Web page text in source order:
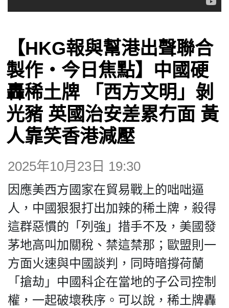
時事
觀點
博客
投票
昔日
系列
活動
關於我們
【HKG報與幫港出聲聯合
製作‧今日焦點】中國硬
轟稀土牌 「西方文明」剝
光豬 英國治安差累冇面 黃
人靠笑香港減壓
2025年10月23日 19:30
因應美西方國家在貿易戰上的咄咄逼
人，中國狠狠打出加辣的稀土牌，殺得
這群惡慣的「列強」措手不及，美國發
茅地高叫加關稅、禁這禁那；歐盟則一
方面火速與中國談判，同時暗撐荷蘭
「搶劫」中國科企在當地的子公司控制
權，一起破壞秩序。可以說，稀土牌轟